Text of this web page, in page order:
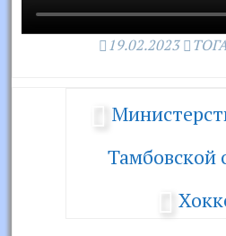
19.02.2023
Тамбовской